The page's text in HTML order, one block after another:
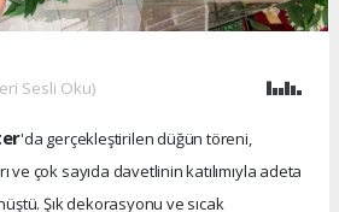
Sesli Oku)
'da gerçekleştirilen düğün töreni,
ve çok sayıda davetlinin katılımıyla adeta
Şık dekorasyonu ve sıcak